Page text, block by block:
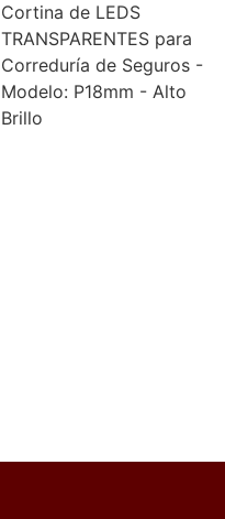
Cortina de LEDS
TRANSPARENTES para
Correduría de Seguros -
Modelo: P18mm - Alto
Brillo